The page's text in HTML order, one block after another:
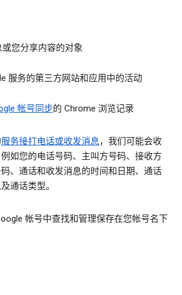
您分享内容的对象
服务的第三方网站和应用中的活动
帐号同步的 Chrome 浏览记录
服务接打电话或收发消息，我们可能会收
如您的电话号码、主叫方号码、接收方
、通话和收发消息的时间和日期、通话
通话类型。
帐号中查找和管理保存在您帐号名下